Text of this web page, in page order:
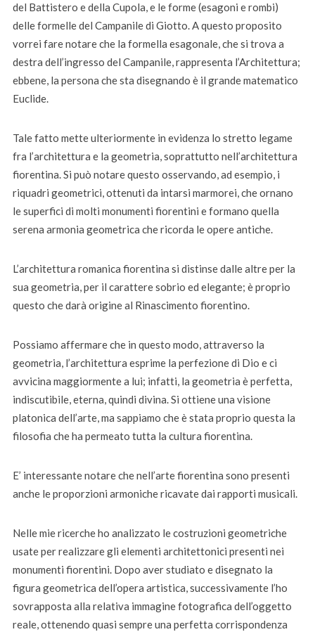
del Battistero e della Cupola, e le forme (esagoni e rombi)
delle formelle del Campanile di Giotto. A questo proposito
vorrei fare notare che la formella esagonale, che si trova a
destra dell’ingresso del Campanile, rappresenta l’Architettura;
ebbene, la persona che sta disegnando è il grande matematico
Euclide.
Tale fatto mette ulteriormente in evidenza lo stretto legame
fra l’architettura e la geometria, soprattutto nell’architettura
fiorentina. Si può notare questo osservando, ad esempio, i
riquadri geometrici, ottenuti da intarsi marmorei, che ornano
le superfici di molti monumenti fiorentini e formano quella
serena armonia geometrica che ricorda le opere antiche.
L’architettura romanica fiorentina si distinse dalle altre per la
sua geometria, per il carattere sobrio ed elegante; è proprio
questo che darà origine al Rinascimento fiorentino.
Possiamo affermare che in questo modo, attraverso la
geometria, l’architettura esprime la perfezione di Dio e ci
avvicina maggiormente a lui; infatti, la geometria è perfetta,
indiscutibile, eterna, quindi divina. Si ottiene una visione
platonica dell’arte, ma sappiamo che è stata proprio questa la
filosofia che ha permeato tutta la cultura fiorentina.
E’ interessante notare che nell’arte fiorentina sono presenti
anche le proporzioni armoniche ricavate dai rapporti musicali.
Nelle mie ricerche ho analizzato le costruzioni geometriche
usate per realizzare gli elementi architettonici presenti nei
monumenti fiorentini. Dopo aver studiato e disegnato la
figura geometrica dell’opera artistica, successivamente l’ho
sovrapposta alla relativa immagine fotografica dell’oggetto
reale, ottenendo quasi sempre una perfetta corrispondenza